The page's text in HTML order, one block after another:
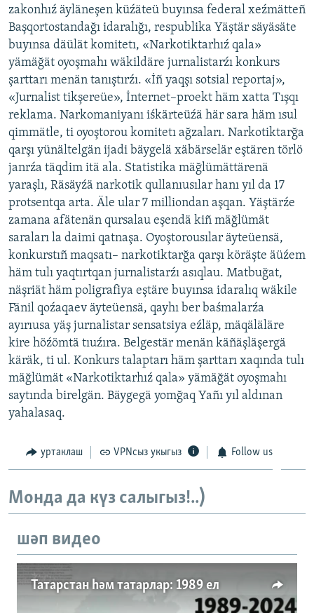
ДИНИ ТОРМЫШ
ПӘРӘВЕЗ
ФӘН-ФӘСМӘТӘН
КИНОХАНӘ
ӘЙДӘ ONLINE
IDEL.РЕАЛИИ
БАШКА ТЕЛЛӘРДӘ
zakonhıź äyläneşen küźäteü buyınsa federal xeźmätteñ
Başqortostandağı idaralığı, respublika Yäştär säyäsäte
buyınsa däülät komitetı, «Narkotiktarhıź qala»
yämäğät oyoşmahı wäkildäre jurnalistarźı konkurs
şarttarı menän tanıştırźı. «İñ yaqşı sotsial reportaj»,
«Jurnalist tikşereüe», İnternet–proekt häm xatta Tışqı
reklama. Narkomaniyanı iśkärteüźä här sara häm ısul
qimmätle, ti oyoştorou komitetı ağzaları. Narkotiktarğa
qarşı yünältelgän ijadi bäygelä xäbärselär eştären törlö
janrźa täqdim itä ala. Statistika mäğlümättärenä
yaraşlı, Räsäyźä narkotik qullanıusılar hanı yıl da 17
protsentqa arta. Äle ular 7 milliondan aşqan. Yäştärźe
zamana afätenän qursalau eşendä kiñ mäğlümät
saraları la daimi qatnaşa. Oyoştorousılar äyteüensä,
konkurstıñ maqsatı– narkotiktarğa qarşı köräşte äüźem
häm tulı yaqtırtqan jurnalistarźı asıqlau. Matbuğat,
näşriät häm poligrafiya eştäre buyınsa idaralıq wäkile
Fänil qoźaqaev äyteüensä, qayhı ber baśmalarźa
ayırıusa yäş jurnalistar sensatsiya eźläp, mäqäläläre
kire höźömtä tıuźıra. Belgestär menän käñäşläşergä
käräk, ti ul. Konkurs talaptarı häm şarttarı xaqında tulı
mäğlümät «Narkotiktarhıź qala» yämäğät oyoşmahı
saytında birelgän. Bäygegä yomğaq Yañı yıl aldınan
yahalasaq.
уртаклаш VPNсыз укыгыз Follow us
Монда да күз салыгыз!..)
шәп видео
Татарстан һәм татарлар: 1989 ел